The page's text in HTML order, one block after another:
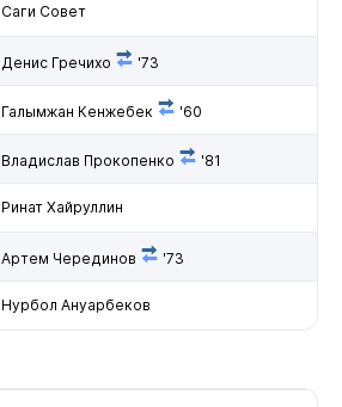
Саги Совет
Денис Гречихо '73
Галымжан Кенжебек '60
Владислав Прокопенко '81
Ринат Хайруллин
Артем Черединов '73
Нурбол Ануарбеков